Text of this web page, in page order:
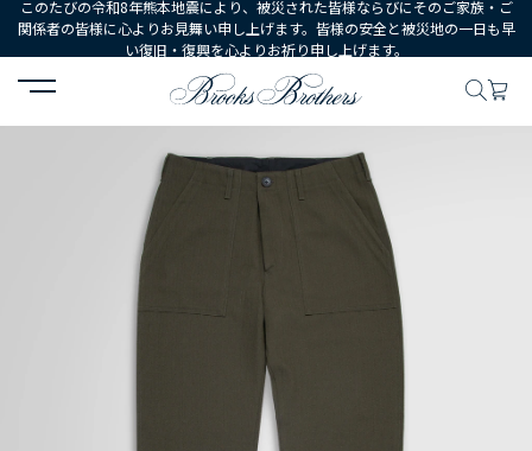
このたびの令和8年熊本地震により、被災された皆様ならびにそのご家族・ご
関係者の皆様に心よりお見舞い申し上げます。皆様の安全と被災地の一日も早
い復旧・復興を心よりお祈り申し上げます。
HOME ウェア ボトムス カジュアルパンツ ウール ヘ